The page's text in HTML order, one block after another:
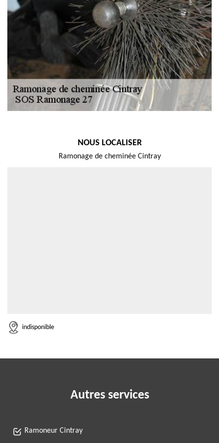
NOUS LOCALISER
Ramonage de cheminée Cintray
indisponible
Autres services
Ramoneur Cintray